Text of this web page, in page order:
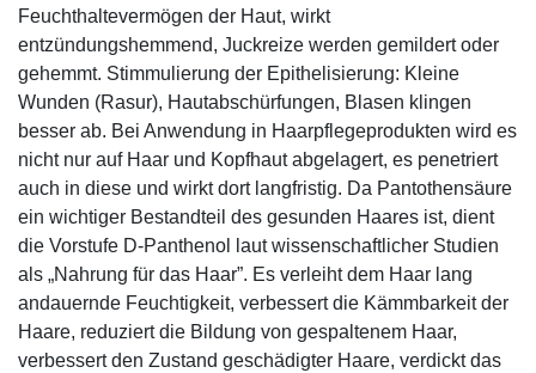
Feuchthaltevermögen der Haut, wirkt
entzündungshemmend, Juckreize werden gemildert oder
gehemmt. Stimmulierung der Epithelisierung: Kleine
Wunden (Rasur), Hautabschürfungen, Blasen klingen
besser ab. Bei Anwendung in Haarpflegeprodukten wird es
nicht nur auf Haar und Kopfhaut abgelagert, es penetriert
auch in diese und wirkt dort langfristig. Da Pantothensäure
ein wichtiger Bestandteil des gesunden Haares ist, dient
die Vorstufe D-Panthenol laut wissenschaftlicher Studien
als „Nahrung für das Haar”. Es verleiht dem Haar lang
andauernde Feuchtigkeit, verbessert die Kämmbarkeit der
Haare, reduziert die Bildung von gespaltenem Haar,
verbessert den Zustand geschädigter Haare, verdickt das